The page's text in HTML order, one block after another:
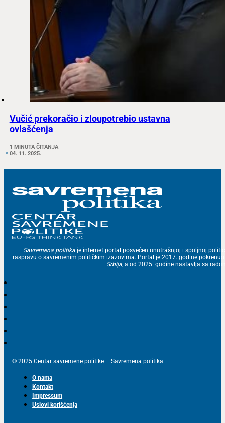
Vučić prekoračio i zloupotrebio ustavna
ovlašćenja
1 MINUTA ČITANJA
04. 11. 2025.
Savremena politika je internet portal posvećen unutrašnjoj i spoljnoj
raspravu o savremenim političkim izazovima. Portal je 2017. godine
Srbija, a od 2025. godine nastavlja sa
© 2025 Centar savremene politike – Savremena politika
O nama
Kontakt
Impressum
Uslovi korišćenja